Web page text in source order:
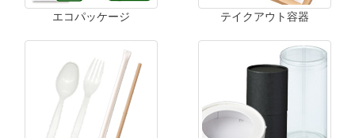
エコパッケージ テイクアウト容器